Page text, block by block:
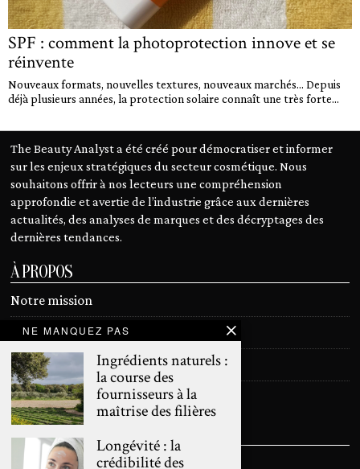
SPF : comment la photoprotection innove et se
réinvente
Nouveaux formats, nouvelles textures, nouveaux marchés… Depuis
déjà plusieurs années, la protection solaire connaît une très forte...
The Beauty Analyst a été créé pour démocratiser et informer
sur les enjeux stratégiques du secteur cosmétique. Nous
souhaitons offrir à nos lecteurs une compréhension
approfondie et avertie de l’industrie grâce aux dernières
actualités, des analyses de marques et des décryptages des
dernières tendances.
À PROPOS
Notre mission
Devenir contributeur
Contact
Mentions légales
SUIVEZ NOUS
NE MANQUEZ PAS
Ingrédients naturels :
la course des
fournisseurs à la
maîtrise des filières
Longévité : la
crédibilité des